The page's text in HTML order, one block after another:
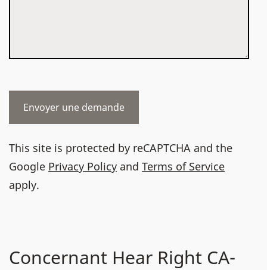
This site is protected by reCAPTCHA and the
Google Privacy Policy and Terms of Service
apply.
Concernant Hear Right CA-